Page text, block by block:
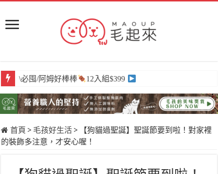
\必囤/阿姆好棒棒 12入組$399
\獨家/原肉嫩鮮食 任選買6送3
首頁 > 毛孩好生活 >
【狗貓過聖誕】聖誕節要到啦！對家裡
的裝飾多注意，才安心喔！